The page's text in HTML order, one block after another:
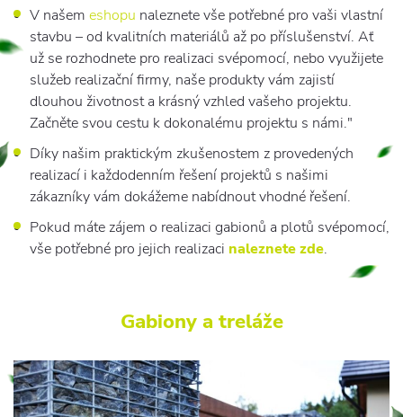
V našem eshopu naleznete vše potřebné pro vaši vlastní
stavbu – od kvalitních materiálů až po příslušenství. Ať
už se rozhodnete pro realizaci svépomocí, nebo využijete
služeb realizační firmy, naše produkty vám zajistí
dlouhou životnost a krásný vzhled vašeho projektu.
Začněte svou cestu k dokonalému projektu s námi."
Díky našim praktickým zkušenostem z provedených
realizací i každodenním řešení projektů s našimi
zákazníky vám dokážeme nabídnout vhodné řešení.
Pokud máte zájem o realizaci gabionů a plotů svépomocí,
vše potřebné pro jejich realizaci naleznete zde.
Gabiony a treláže